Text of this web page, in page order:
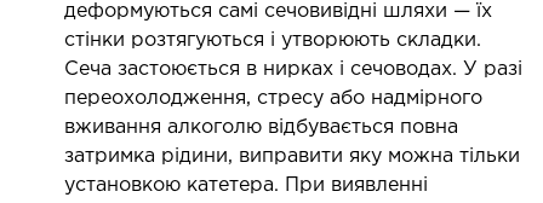
судин
(ЕКГ)
діагностика
деформуються самі сечовивідні шляхи — їх
стінки розтягуються і утворюють складки.
Сеча застоюється в нирках і сечоводах. У разі
переохолодження, стресу або надмірного
вживання алкоголю відбувається повна
затримка рідини, виправити яку можна тільки
установкою катетера. При виявленні